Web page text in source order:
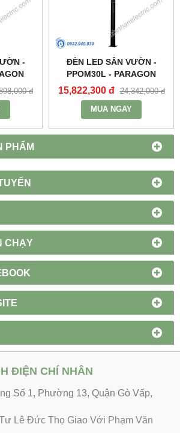
PHẨM
CHẠY
-
đ
ĐÈN LED SÂN VƯỜN -
PPOM30L - PARAGON
15,822,300 đ 24,342,000 đ
MUA NGAY
ĐIỆN CHÍ NHÂN
Số 1, Phường 13, Quận Gò Vấp,
Lê Đức Thọ Giao Với Phạm Văn